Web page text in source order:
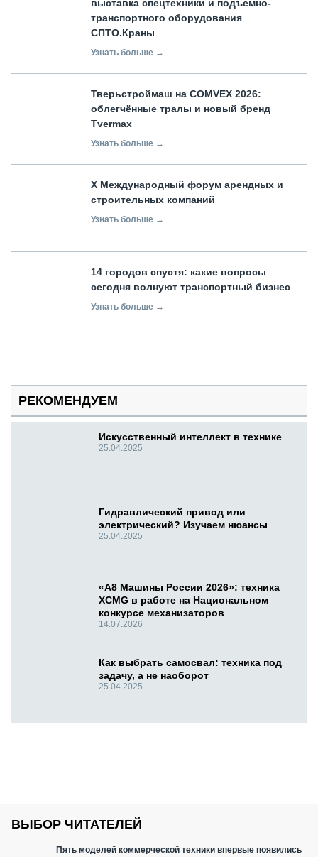
выставка спецтехники и подъемно-
транспортного оборудования
СПТО.Краны
Узнать больше →
Тверьстроймаш на COMVEX 2026:
облегчённые тралы и новый бренд
Tvermax
Узнать больше →
X Международный форум арендных и
строительных компаний
Узнать больше →
14 городов спустя: какие вопросы
сегодня волнуют транспортный бизнес
Узнать больше →
РЕКОМЕНДУЕМ
Искусственный интеллект в технике
25.04.2025
Гидравлический привод или
электрический? Изучаем нюансы
25.04.2025
«А8 Машины России 2026»: техника
XCMG в работе на Национальном
конкурсе механизаторов
14.07.2026
Как выбрать самосвал: техника под
задачу, а не наоборот
25.04.2025
ВЫБОР ЧИТАТЕЛЕЙ
Пять моделей коммерческой техники впервые появились